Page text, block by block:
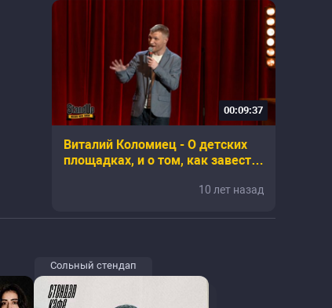
00:09:37
Виталий Коломиец - О детских
площадках, и о том, как завести
10 лет назад
Сольный стендап